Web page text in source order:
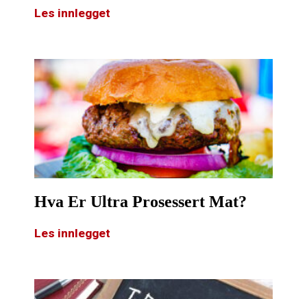
Les innlegget
Hva Er Ultra Prosessert Mat?
Les innlegget